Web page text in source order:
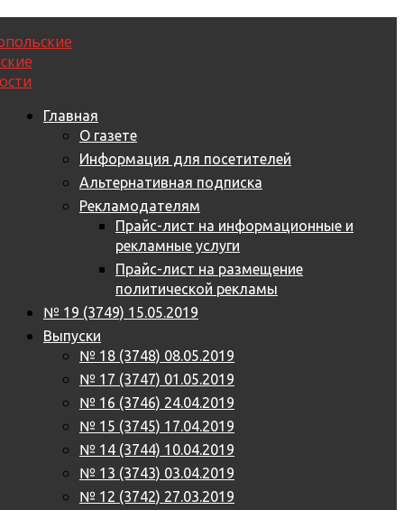
Главная
О газете
Информация для посетителей
Альтернативная подписка
Рекламодателям
Прайс-лист на информационные и
рекламные услуги
Прайс-лист на размещение
политической рекламы
№ 19 (3749) 15.05.2019
Выпуски
№ 18 (3748) 08.05.2019
№ 17 (3747) 01.05.2019
№ 16 (3746) 24.04.2019
№ 15 (3745) 17.04.2019
№ 14 (3744) 10.04.2019
№ 13 (3743) 03.04.2019
№ 12 (3742) 27.03.2019